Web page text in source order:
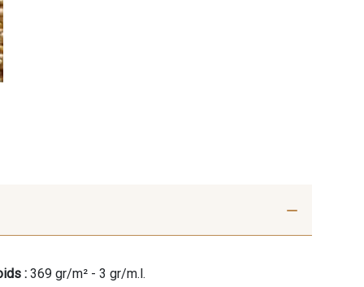
: 369 gr/m² - 3 gr/m.l.